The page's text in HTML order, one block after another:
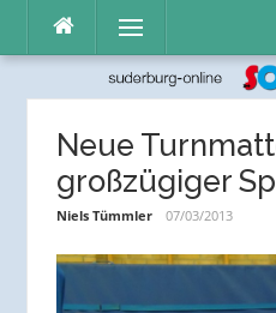
Inhalt
Menü
Neue
großzügiger
Niels Tümmler 07/03/2013